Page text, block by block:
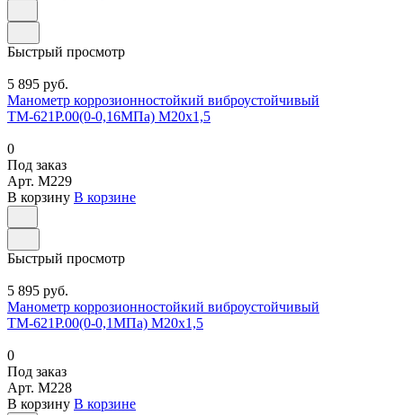
Быстрый просмотр
5 895 руб.
Манометр коррозионностойкий виброустойчивый
ТМ-621Р.00(0-0,16МПа) М20х1,5
0
Под заказ
Арт. M229
В корзину В корзине
Быстрый просмотр
5 895 руб.
Манометр коррозионностойкий виброустойчивый
ТМ-621Р.00(0-0,1МПа) М20х1,5
0
Под заказ
Арт. M228
В корзину В корзине